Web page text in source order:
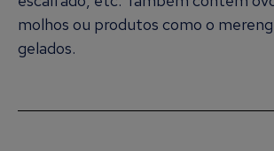
molhos ou produtos como o
gelados.